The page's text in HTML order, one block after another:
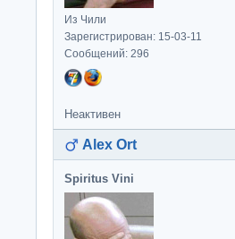
Из Чили
Зарегистрирован: 15-03-11
Сообщений: 296
Неактивен
Alex Ort
Spiritus Vini